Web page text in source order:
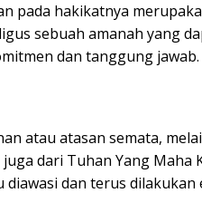
pada hakikatnya
sebuah amanah yang
dan tanggung jawab.
atau atasan semata,
dari Tuhan Yang Maha
dan terus dilakukan